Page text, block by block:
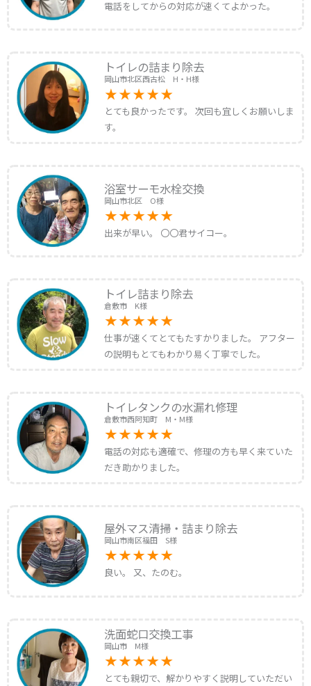
電話をしてからの対応が速くてよかった。
トイレの詰まり除去
岡山市北区西古松 H・H様
とても良かったです。 次回も宜しくお願いしま
す。
浴室サーモ水栓交換
岡山市北区 O様
出来が早い。 〇〇君サイコー。
トイレ詰まり除去
倉敷市 K様
仕事が速くてとてもたすかりました。 アフター
の説明もとてもわかり易く丁寧でした。
トイレタンクの水漏れ修理
倉敷市西阿知町 M・M様
電話の対応も適確で、修理の方も早く来ていた
だき助かりました。
屋外マス清掃・詰まり除去
岡山市南区福田 S様
良い。 又、たのむ。
洗面蛇口交換工事
岡山市 M様
とても親切で、解かりやすく説明していただい